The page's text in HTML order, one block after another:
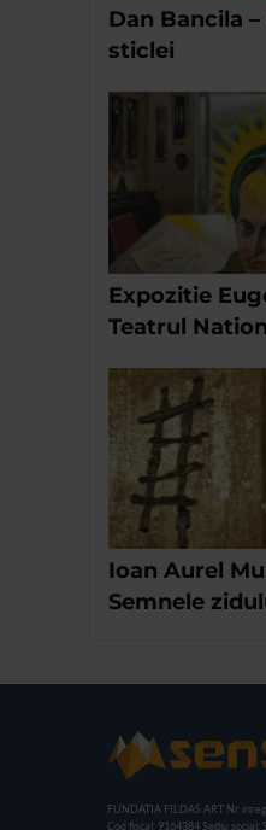
Dan Bancila
sticlei
Expozitie
Teatrul
Ioan Aurel
Semnele
FUNDATIA FILDAS ART Nr
Cod fiscal: 9164384 Sediu social: